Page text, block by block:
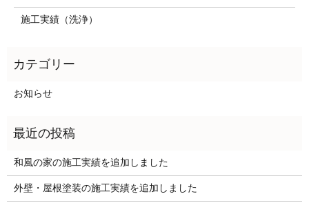
施工実績（洗浄）
お知らせ
和風の家の施工実績を追加しました
外壁・屋根塗装の施工実績を追加しました